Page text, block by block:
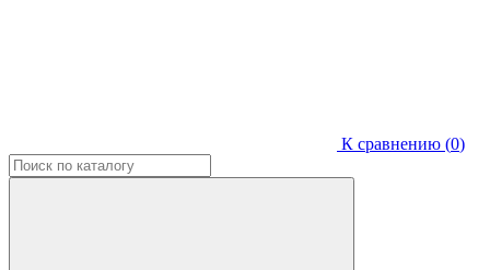
К сравнению (0)